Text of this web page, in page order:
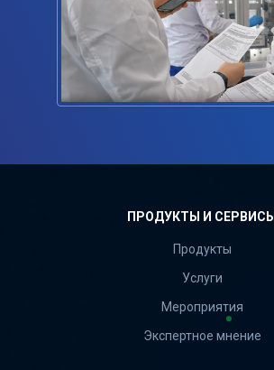
ПРОДУКТЫ И СЕРВИСЫ
Продукты
Услуги
Мероприятия
Экспертное мнение